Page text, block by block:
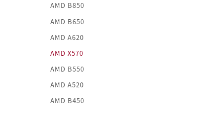
AMD B850
AMD B650
AMD A620
AMD X570
AMD B550
AMD A520
AMD B450